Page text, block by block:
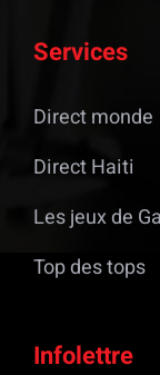
Services
Direct monde
Direct Haiti
Les jeux de
Top des tops
Infolettre